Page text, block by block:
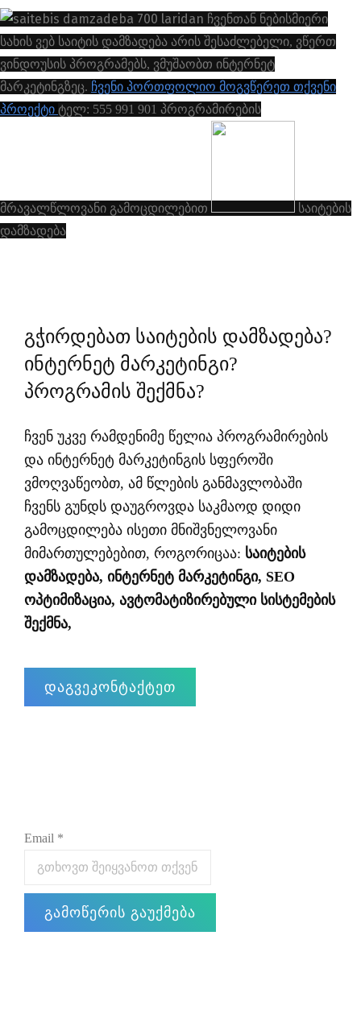
ჩვენთან ნებისმიერი
სახის ვებ საიტის დამზადება არის შესაძლებელი, ვწერთ
ვინდოუსის პროგრამებს, ვმუშაობთ ინტერნეტ
მარკეტინგზეც. ᲩᲕᲔᲜᲘ ᲞᲝᲠᲗᲤᲝᲚᲘᲝ ᲛᲝᲒᲕᲬᲔᲠᲔᲗ ᲗᲥᲕᲔᲜᲘ
ᲞᲠᲝᲔᲥᲢᲘ ტელ: 555 991 901 პროგრამირების
მრავალწლოვანი გამოცდილებით
ᲡᲐᲘᲢᲔᲑᲘᲡ
ᲓᲐᲛᲖᲐᲓᲔᲑᲐ
გჭირდებათ საიტების დამზადება?
ინტერნეტ მარკეტინგი?
პროგრამის შექმნა?
ჩვენ უკვე რამდენიმე წელია პროგრამირების
და ინტერნეტ მარკეტინგის სფეროში
ვმოღვაწეობთ, ამ წლების განმავლობაში
ჩვენს გუნდს დაუგროვდა საკმაოდ დიდი
გამოცდილება ისეთი მნიშვნელოვანი
მიმართულებებით, როგორიცაა: საიტების
დამზადება, ინტერნეტ მარკეტინგი, SEO
ოპტიმიზაცია, ავტომატიზირებული სისტემების
შექმნა,
დაგვეკონტაქტეთ
Email *
გამოწერის გაუქმება